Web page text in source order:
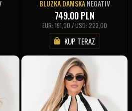
BLUZKA DAMSKANEGATIV
749.00PLN
EUR: 191,00 / USD: 223,00
KUP TERAZ